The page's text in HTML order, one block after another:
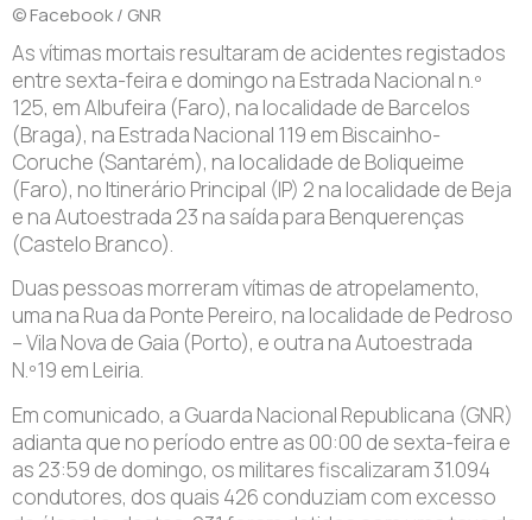
© Facebook / GNR
As vítimas mortais resultaram de acidentes registados
entre sexta-feira e domingo na Estrada Nacional n.º
125, em Albufeira (Faro), na localidade de Barcelos
(Braga), na Estrada Nacional 119 em Biscainho-
Coruche (Santarém), na localidade de Boliqueime
(Faro), no Itinerário Principal (IP) 2 na localidade de Beja
e na Autoestrada 23 na saída para Benquerenças
(Castelo Branco).
Duas pessoas morreram vítimas de atropelamento,
uma na Rua da Ponte Pereiro, na localidade de Pedroso
– Vila Nova de Gaia (Porto), e outra na Autoestrada
N.º19 em Leiria.
Em comunicado, a Guarda Nacional Republicana (GNR)
adianta que no período entre as 00:00 de sexta-feira e
as 23:59 de domingo, os militares fiscalizaram 31.094
condutores, dos quais 426 conduziam com excesso